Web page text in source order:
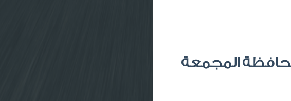
المجمعة